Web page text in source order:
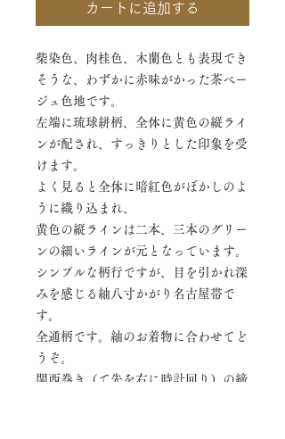
カートに追加する
柴染色、肉桂色、木蘭色とも表現でき
そうな、わずかに赤味がかった茶ベー
ジュ色地です。
左端に琉球絣柄、全体に黄色の縦ライ
ンが配され、すっきりとした印象を受
けます。
よく見ると全体に暗紅色がぼかしのよ
うに織り込まれ、
黄色の縦ラインは二本、三本のグリー
ンの細いラインが元となっています。
シンプルな柄行ですが、目を引かれ深
みを感じる紬八寸かがり名古屋帯で
す。
全通柄です。紬のお着物に合わせてど
うぞ。
関西巻き（て先を右に時計回り）の締